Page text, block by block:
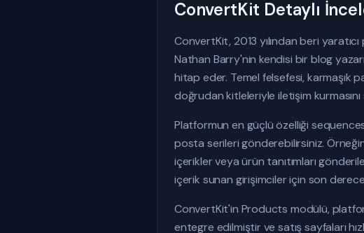
ConvertKit Detaylı
ConvertKit, 2013 yılından beri
Nathan Barry'nin kendisi bir blog
hitap eder. Temel felsefesi, karmaşık
doğrudan kitleleriyle iletişim kurmasını
Platformun en güçlü özelliği
posta serileri gönderebilirsiniz.
içerikler veya ürün tanıtımları
içerik sunan girişimciler için son
ConvertKit'in Products modülü,
entegre edilmiştir ve satış sayfaları